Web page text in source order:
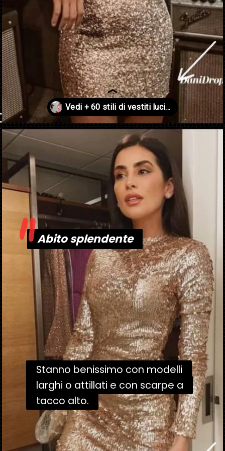
Apertura in corso
Stanno benissimo con modelli
larghi o attillati e con scarpe a
tacco alto.
Stanno benissimo con modelli
larghi o attillati e con scarpe a
tacco alto.
Abito splendente
Abito splendente
"